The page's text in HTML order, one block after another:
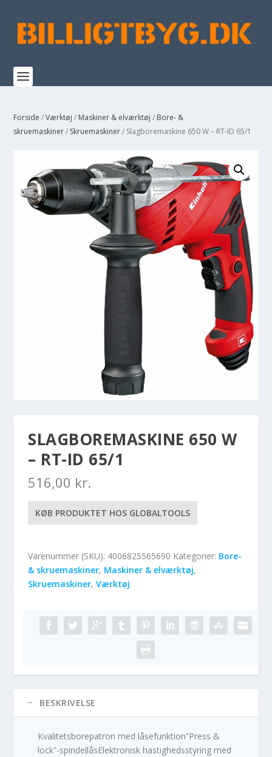
Forside /Værktøj / Maskiner & elværktøj / Bore- &
skruemaskiner/ Skruemaskiner/ Slagboremaskine 650 W – RT-ID 65/1
SLAGBOREMASKINE 650 W
– RT-ID 65/1
516,00 kr.
KØB PRODUKTET HOS GLOBALTOOLS
Varenummer (SKU): 4006825565690 Kategorier: Bore-
& skruemaskiner, Maskiner & elværktøj,
Skruemaskiner,Værktøj
BESKRIVELSE
Kvalitetsborepatron med låsefunktion”Press &
lock”-spindellåsElektronisk hastighedsstyring med